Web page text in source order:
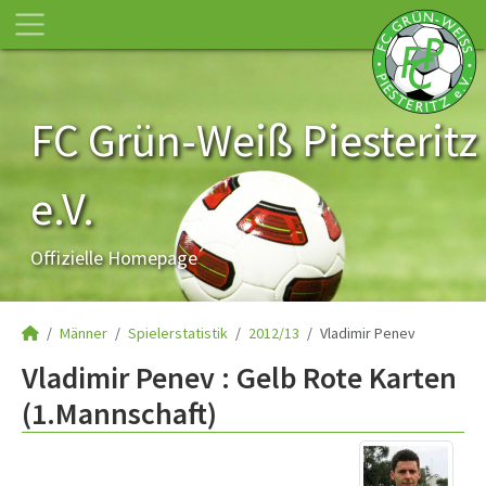
FC Grün-Weiß Piesteritz
e.V.
Offizielle Homepage
Männer Spielerstatistik 2012/13 Vladimir Penev
Vladimir Penev : Gelb Rote Karten
(1.Mannschaft)